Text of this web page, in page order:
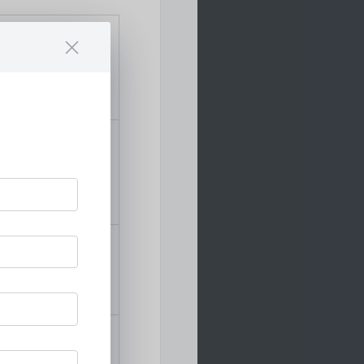
dem Krieg
entsteht. Die
da sich die
Streckenausbau
zu verhindern
hindern. Er ist ein